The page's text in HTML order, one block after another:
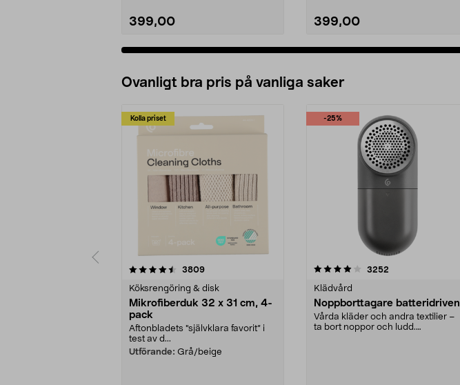
399,00 399,00
Ovanligt bra pris på vanliga saker
Kolla priset
3809recensioner
Köksrengöring & disk
Mikrofiberduk 32 x 31 cm, 4-
pack
Aftonbladets "självklara favorit” i
test av d...
Utförande: Grå/beige
-25%
4.0av 5 stjärnor 3252
Klädvård
Noppborttagare batteridriven
Vårda kläder och andra textilier –
ta bort noppor och ludd.
4.5av 5 stjärnor